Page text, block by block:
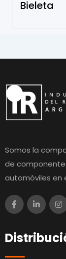
Bieleta
Somos la
de
automóviles en